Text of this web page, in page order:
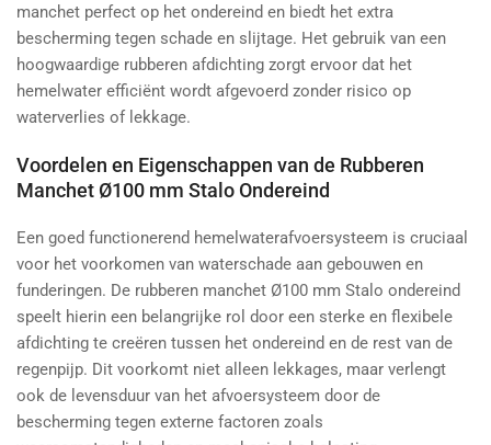
manchet perfect op het ondereind en biedt het extra
bescherming tegen schade en slijtage. Het gebruik van een
hoogwaardige rubberen afdichting zorgt ervoor dat het
hemelwater efficiënt wordt afgevoerd zonder risico op
waterverlies of lekkage.
Voordelen en Eigenschappen van de Rubberen
Manchet Ø100 mm Stalo Ondereind
Een goed functionerend hemelwaterafvoersysteem is cruciaal
voor het voorkomen van waterschade aan gebouwen en
funderingen. De rubberen manchet Ø100 mm Stalo ondereind
speelt hierin een belangrijke rol door een sterke en flexibele
afdichting te creëren tussen het ondereind en de rest van de
regenpijp. Dit voorkomt niet alleen lekkages, maar verlengt
ook de levensduur van het afvoersysteem door de
bescherming tegen externe factoren zoals